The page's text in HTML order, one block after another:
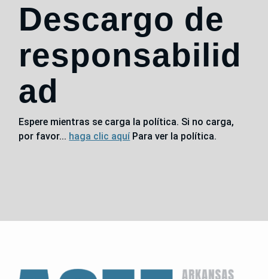
Descargo de
responsabilid
ad
Espere mientras se carga la política. Si no carga,
por favor... haga clic aquíPara ver la política.